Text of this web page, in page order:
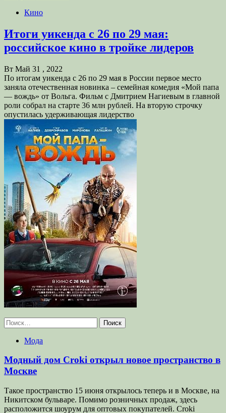
Кино
Итоги уикенда с 26 по 29 мая:
российское кино в тройке лидеров
Вт Май 31 , 2022
По итогам уикенда с 26 по 29 мая в России первое место
заняла отечественная новинка – семейная комедия «Мой папа
— вождь» от Вольга. Фильм с Дмитрием Нагиевым в главной
роли собрал на старте 36 млн рублей. На вторую строчку
опустилась удерживающая лидерство
Найти:
Мода
Модный дом Croki открыл новое пространство в
Москве
Такое пространство 15 июня открылось теперь и в Москве, на
Никитском бульваре. Помимо розничных продаж, здесь
расположится шоурум для оптовых покупателей. Croki